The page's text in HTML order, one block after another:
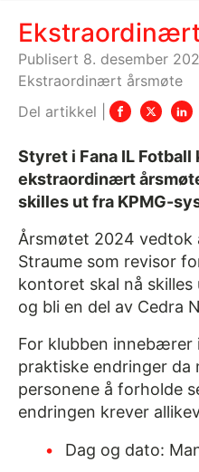
Publisert 8. desember
Ekstraordinært årsmøte
Styret i Fana IL
ekstraordinært
skilles ut fra KPMG-
Årsmøtet 2024 vedtok
Straume som revisor
kontoret skal nå
og bli en del av Cedra
For klubben innebærer
praktiske endringer da
personene å forholde
endringen krever
Dag og dato: